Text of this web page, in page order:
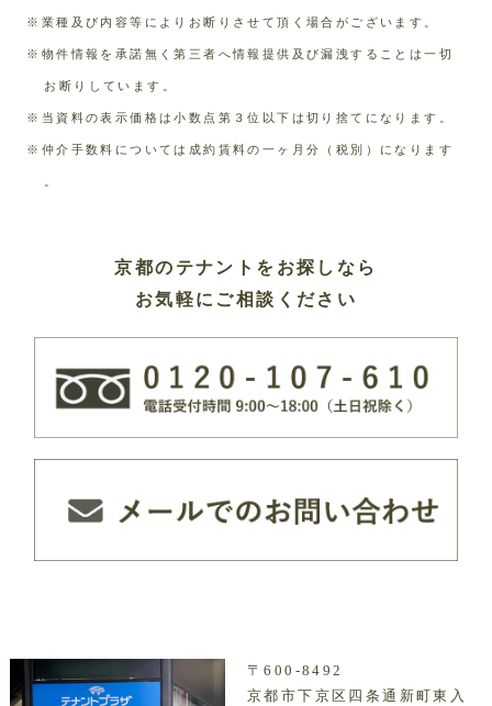
※業種及び内容等によりお断りさせて頂く場合がございます。
※物件情報を承諾無く第三者へ情報提供及び漏洩することは一切
お断りしています。
※当資料の表示価格は小数点第３位以下は切り捨てになります。
※仲介手数料については成約賃料の一ヶ月分（税別）になります
京都のテナントをお探しなら
お気軽にご相談ください
〒600-8492
京都市下京区四条通新町東入